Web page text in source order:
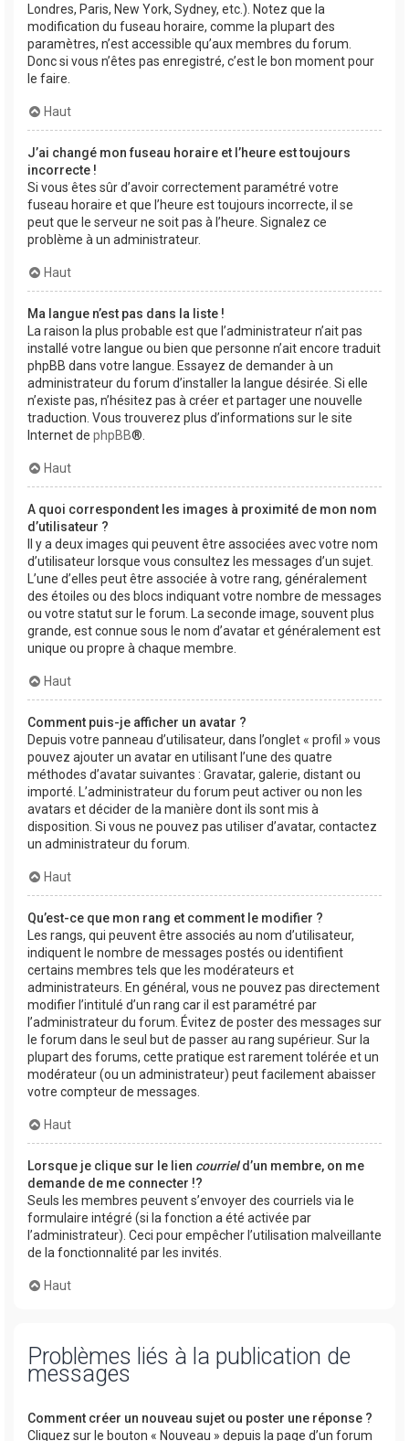
Londres, Paris, New York, Sydney, etc.). Notez que la
modification du fuseau horaire, comme la plupart des
paramètres, n’est accessible qu’aux membres du forum.
Donc si vous n’êtes pas enregistré, c’est le bon moment pour
le faire.
Haut
J’ai changé mon fuseau horaire et l’heure est toujours
incorrecte !
Si vous êtes sûr d’avoir correctement paramétré votre
fuseau horaire et que l’heure est toujours incorrecte, il se
peut que le serveur ne soit pas à l’heure. Signalez ce
problème à un administrateur.
Haut
Ma langue n’est pas dans la liste !
La raison la plus probable est que l’administrateur n’ait pas
installé votre langue ou bien que personne n’ait encore traduit
phpBB dans votre langue. Essayez de demander à un
administrateur du forum d’installer la langue désirée. Si elle
n’existe pas, n’hésitez pas à créer et partager une nouvelle
traduction. Vous trouverez plus d’informations sur le site
Internet de phpBB®.
Haut
A quoi correspondent les images à proximité de mon nom
d’utilisateur ?
Il y a deux images qui peuvent être associées avec votre nom
d’utilisateur lorsque vous consultez les messages d’un sujet.
L’une d’elles peut être associée à votre rang, généralement
des étoiles ou des blocs indiquant votre nombre de messages
ou votre statut sur le forum. La seconde image, souvent plus
grande, est connue sous le nom d’avatar et généralement est
unique ou propre à chaque membre.
Haut
Comment puis-je afficher un avatar ?
Depuis votre panneau d’utilisateur, dans l’onglet « profil » vous
pouvez ajouter un avatar en utilisant l’une des quatre
méthodes d’avatar suivantes : Gravatar, galerie, distant ou
importé. L’administrateur du forum peut activer ou non les
avatars et décider de la manière dont ils sont mis à
disposition. Si vous ne pouvez pas utiliser d’avatar, contactez
un administrateur du forum.
Haut
Qu’est-ce que mon rang et comment le modifier ?
Les rangs, qui peuvent être associés au nom d’utilisateur,
indiquent le nombre de messages postés ou identifient
certains membres tels que les modérateurs et
administrateurs. En général, vous ne pouvez pas directement
modifier l’intitulé d’un rang car il est paramétré par
l’administrateur du forum. Évitez de poster des messages sur
le forum dans le seul but de passer au rang supérieur. Sur la
plupart des forums, cette pratique est rarement tolérée et un
modérateur (ou un administrateur) peut facilement abaisser
votre compteur de messages.
Haut
Lorsque je clique sur le lien courrield’un membre, on me
demande de me connecter !?
Seuls les membres peuvent s’envoyer des courriels via le
formulaire intégré (si la fonction a été activée par
l’administrateur). Ceci pour empêcher l’utilisation malveillante
de la fonctionnalité par les invités.
Haut
Problèmes liés à la publication de
messages
Comment créer un nouveau sujet ou poster une réponse ?
Cliquez sur le bouton « Nouveau » depuis la page d’un forum